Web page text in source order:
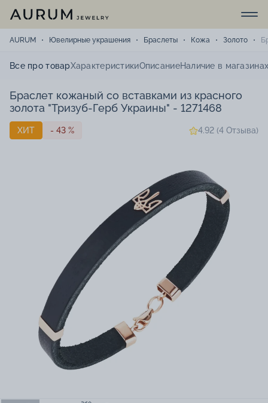
AURUM Ювелирные украшения Браслеты Кожа Золото
Все про товарХарактеристикиОписаниеНаличие в
Браслет кожаный со вставками из красного
золота "Тризуб-Герб Украины" - 1271468
ХИТ - 43 % 4.92 (4 Отзыва)